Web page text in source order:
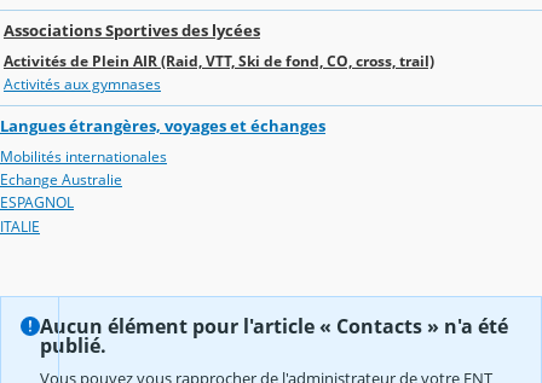
Associations Sportives des lycées
Activités de Plein AIR (Raid, VTT, Ski de fond, CO, cross, trail)
Activités aux gymnases
Langues étrangères, voyages et échanges
Mobilités internationales
Echange Australie
ESPAGNOL
ITALIE
Aucun élément pour l'article « Contacts » n'a été
publié.